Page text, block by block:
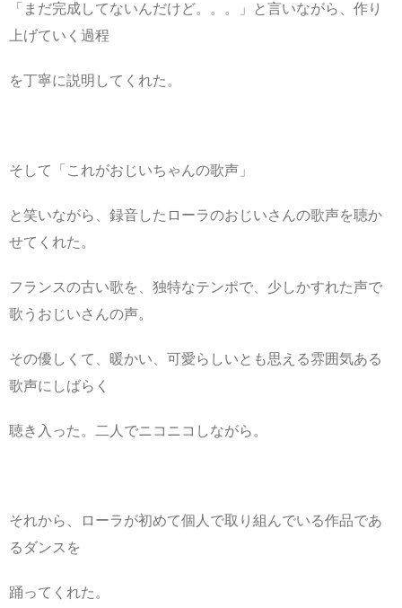
「まだ完成してないんだけど。。。」と言いながら、作り
上げていく過程
を丁寧に説明してくれた。
そして「これがおじいちゃんの歌声」
と笑いながら、録音したローラのおじいさんの歌声を聴か
せてくれた。
フランスの古い歌を、独特なテンポで、少しかすれた声で
歌うおじいさんの声。
その優しくて、暖かい、可愛らしいとも思える雰囲気ある
歌声にしばらく
聴き入った。二人でニコニコしながら。
それから、ローラが初めて個人で取り組んでいる作品であ
るダンスを
踊ってくれた。